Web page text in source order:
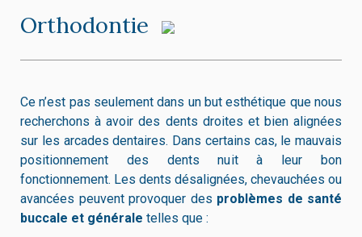
Orthodontie
Ce n’est pas seulement dans un but esthétique que nous
recherchons à avoir des dents droites et bien alignées
sur les arcades dentaires. Dans certains cas, le mauvais
positionnement des dents nuit à leur bon
fonctionnement. Les dents désalignées, chevauchées ou
avancées peuvent provoquer des problèmes de santé
buccale et générale telles que :